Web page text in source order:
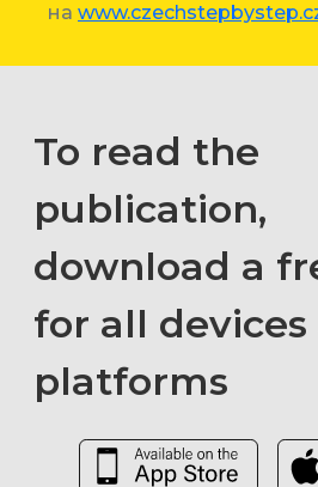
на
To read the
publication,
download a
for all devices
platforms